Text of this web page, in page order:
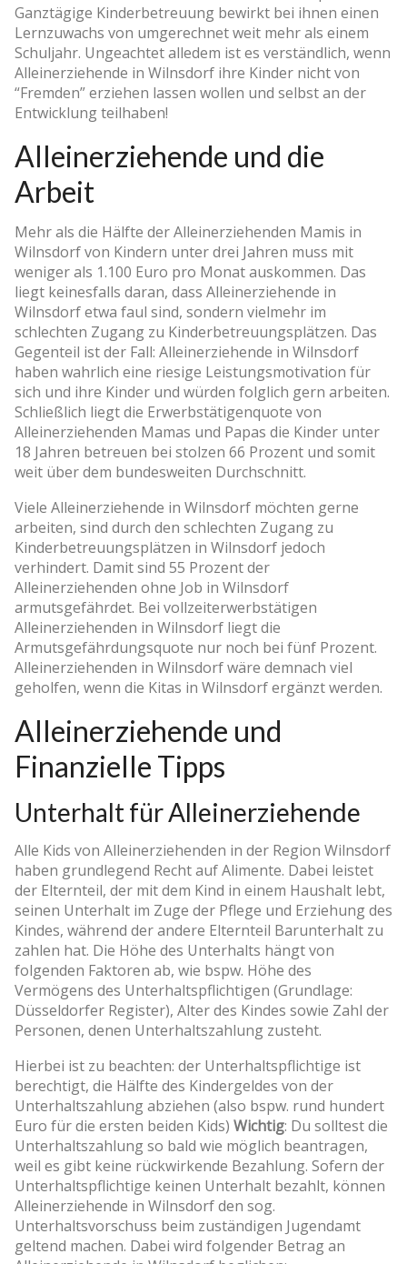
Ganztägige Kinderbetreuung bewirkt bei ihnen einen
Lernzuwachs von umgerechnet weit mehr als einem
Schuljahr. Ungeachtet alledem ist es verständlich, wenn
Alleinerziehende in Wilnsdorf ihre Kinder nicht von
“Fremden” erziehen lassen wollen und selbst an der
Entwicklung teilhaben!
Alleinerziehende und die
Arbeit
Mehr als die Hälfte der Alleinerziehenden Mamis in
Wilnsdorf von Kindern unter drei Jahren muss mit
weniger als 1.100 Euro pro Monat auskommen. Das
liegt keinesfalls daran, dass Alleinerziehende in
Wilnsdorf etwa faul sind, sondern vielmehr im
schlechten Zugang zu Kinderbetreuungsplätzen. Das
Gegenteil ist der Fall: Alleinerziehende in Wilnsdorf
haben wahrlich eine riesige Leistungsmotivation für
sich und ihre Kinder und würden folglich gern arbeiten.
Schließlich liegt die Erwerbstätigenquote von
Alleinerziehenden Mamas und Papas die Kinder unter
18 Jahren betreuen bei stolzen 66 Prozent und somit
weit über dem bundesweiten Durchschnitt.
Viele Alleinerziehende in Wilnsdorf möchten gerne
arbeiten, sind durch den schlechten Zugang zu
Kinderbetreuungsplätzen in Wilnsdorf jedoch
verhindert. Damit sind 55 Prozent der
Alleinerziehenden ohne Job in Wilnsdorf
armutsgefährdet. Bei vollzeiterwerbstätigen
Alleinerziehenden in Wilnsdorf liegt die
Armutsgefährdungsquote nur noch bei fünf Prozent.
Alleinerziehenden in Wilnsdorf wäre demnach viel
geholfen, wenn die Kitas in Wilnsdorf ergänzt werden.
Alleinerziehende und
Finanzielle Tipps
Unterhalt für Alleinerziehende
Alle Kids von Alleinerziehenden in der Region Wilnsdorf
haben grundlegend Recht auf Alimente. Dabei leistet
der Elternteil, der mit dem Kind in einem Haushalt lebt,
seinen Unterhalt im Zuge der Pflege und Erziehung des
Kindes, während der andere Elternteil Barunterhalt zu
zahlen hat. Die Höhe des Unterhalts hängt von
folgenden Faktoren ab, wie bspw. Höhe des
Vermögens des Unterhaltspflichtigen (Grundlage:
Düsseldorfer Register), Alter des Kindes sowie Zahl der
Personen, denen Unterhaltszahlung zusteht.
Hierbei ist zu beachten: der Unterhaltspflichtige ist
berechtigt, die Hälfte des Kindergeldes von der
Unterhaltszahlung abziehen (also bspw. rund hundert
Euro für die ersten beiden Kids) Wichtig: Du solltest die
Unterhaltszahlung so bald wie möglich beantragen,
weil es gibt keine rückwirkende Bezahlung. Sofern der
Unterhaltspflichtige keinen Unterhalt bezahlt, können
Alleinerziehende in Wilnsdorf den sog.
Unterhaltsvorschuss beim zuständigen Jugendamt
geltend machen. Dabei wird folgender Betrag an